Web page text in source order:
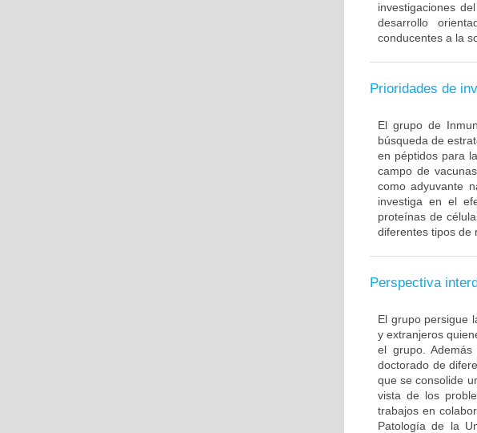
investigaciones
desarrollo
conducentes a la
Prioridades de
El grupo de
búsqueda de
en péptidos para
campo de
como adyuvante
investiga en el
proteínas de
diferentes tipos de
Perspectiva
El grupo persigue
y extranjeros
el grupo.
doctorado de
que se consolide
vista de los
trabajos en
Patología de la